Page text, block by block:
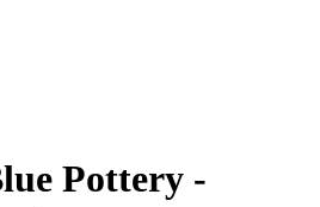
Pottery -